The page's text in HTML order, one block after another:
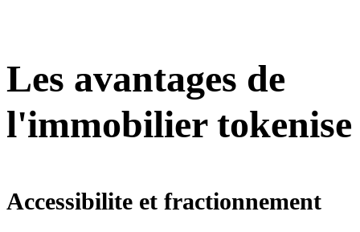
Les avantages de
l'immobilier tokenise
Accessibilite et fractionnement